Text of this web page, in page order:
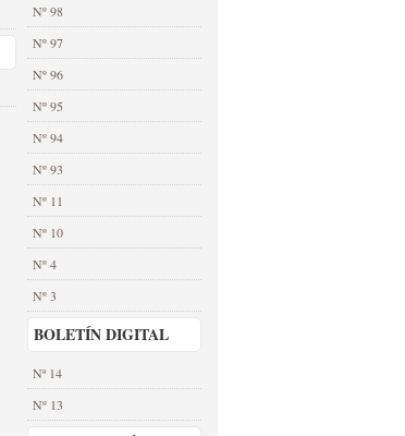
Nº 98
Nº 97
Nº 96
Nº 95
Nº 94
Nº 93
Nº 11
Nº 10
Nº 4
Nº 3
BOLETÍN DIGITAL
Nª 14
Nº 13